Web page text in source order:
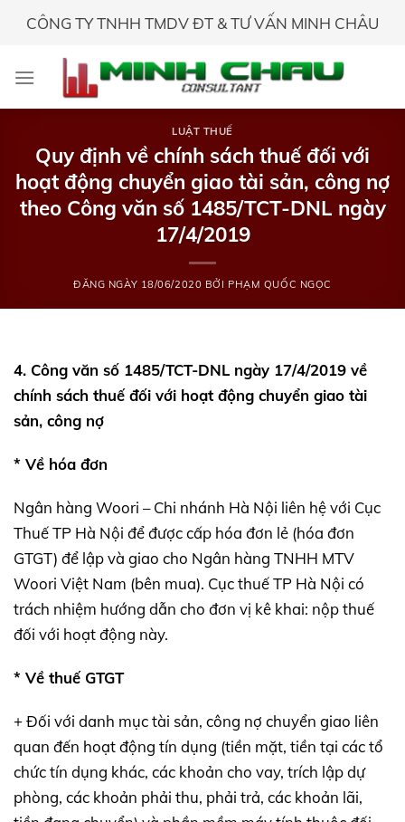
CÔNG TY TNHH TMDV ĐT & TƯ VẤN MINH CHÂU
LUẬT THUẾ
Quy định về chính sách thuế đối với
hoạt động chuyển giao tài sản, công nợ
theo Công văn số 1485/TCT-DNL ngày
17/4/2019
ĐĂNG NGÀY 18/06/2020 BỞI PHẠM QUỐC NGỌC
4. Công văn số 1485/TCT-DNL ngày 17/4/2019 về
chính sách thuế đối với hoạt động chuyển giao tài
sản, công nợ
* Về hóa đơn
Ngân hàng Woori – Chi nhánh Hà Nội liên hệ với Cục
Thuế TP Hà Nội để được cấp hóa đơn lẻ (hóa đơn
GTGT) để lập và giao cho Ngân hàng TNHH MTV
Woori Việt Nam (bên mua). Cục thuế TP Hà Nội có
trách nhiệm hướng dẫn cho đơn vị kê khai: nộp thuế
đối với hoạt động này.
* Về thuế GTGT
+ Đối với danh mục tài sản, công nợ chuyển giao liên
quan đến hoạt động tín dụng (tiền mặt, tiền tại các tổ
chức tín dụng khác, các khoản cho vay, trích lập dự
phòng, các khoản phải thu, phải trả, các khoản lãi,